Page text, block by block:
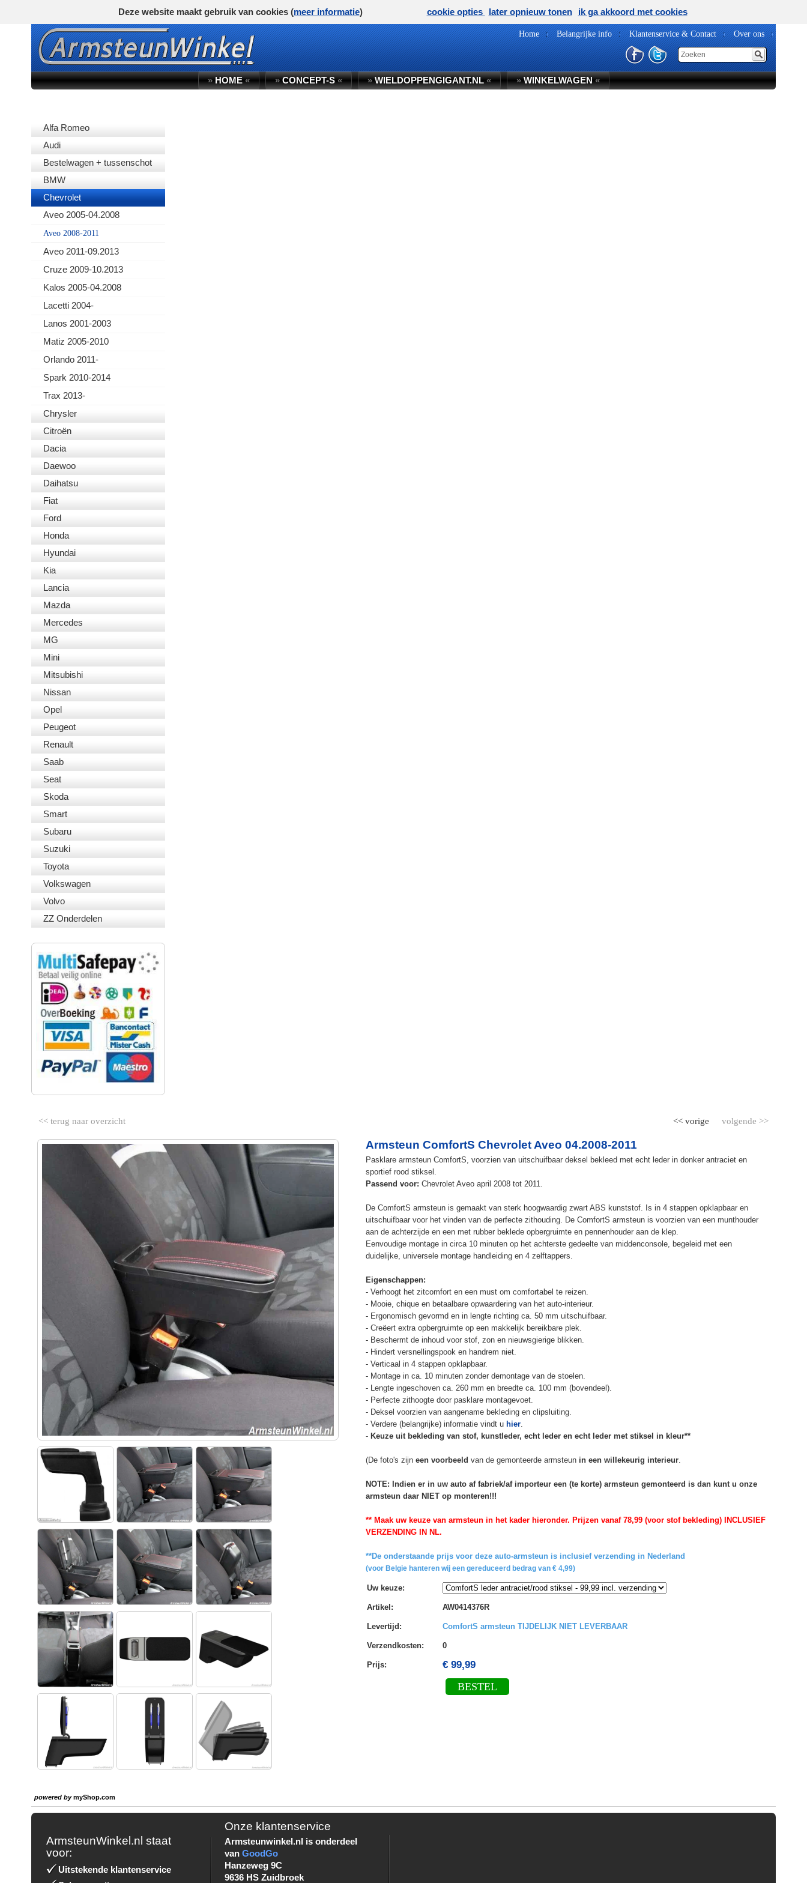
Home Belangrijke info Klantenservice & Contact Over ons
»HOME« »CONCEPT-S« »WIELDOPPENGIGANT.NL« »WINKELWAGEN«
Alfa Romeo
Audi
Bestelwagen + tussenschot
BMW
Chevrolet
Aveo 2005-04.2008
Aveo 2008-2011
Aveo 2011-09.2013
Cruze 2009-10.2013
Kalos 2005-04.2008
Lacetti 2004-
Lanos 2001-2003
Matiz 2005-2010
Orlando 2011-
Spark 2010-2014
Trax 2013-
Chrysler
Citroën
Dacia
Daewoo
Daihatsu
Fiat
Ford
Honda
Hyundai
Kia
Lancia
Mazda
Mercedes
MG
Mini
Mitsubishi
Nissan
Opel
Peugeot
Renault
Saab
Seat
Skoda
Smart
Subaru
Suzuki
Toyota
Volkswagen
Volvo
ZZ Onderdelen
<< terug naar overzicht volgende >>
<< vorige
Armsteun ComfortS Chevrolet Aveo 04.2008-2011
Pasklare armsteun ComfortS, voorzien van uitschuifbaar deksel bekleed met echt leder in donker antraciet en
sportief rood stiksel.
Passend voor: Chevrolet Aveo april 2008 tot 2011.
De ComfortS armsteun is gemaakt van sterk hoogwaardig zwart ABS kunststof. Is in 4 stappen opklapbaar en
uitschuifbaar voor het vinden van de perfecte zithouding. De ComfortS armsteun is voorzien van een munthouder
aan de achterzijde en een met rubber beklede opbergruimte en pennenhouder aan de klep.
Eenvoudige montage in circa 10 minuten op het achterste gedeelte van middenconsole, begeleid met een
duidelijke, universele montage handleiding en 4 zelftappers.
Eigenschappen:
- Verhoogt het zitcomfort en een must om comfortabel te reizen.
- Mooie, chique en betaalbare opwaardering van het auto-interieur.
- Ergonomisch gevormd en in lengte richting ca. 50 mm uitschuifbaar.
- Creëert extra opbergruimte op een makkelijk bereikbare plek.
- Beschermt de inhoud voor stof, zon en nieuwsgierige blikken.
- Hindert versnellingspook en handrem niet.
- Verticaal in 4 stappen opklapbaar.
- Montage in ca. 10 minuten zonder demontage van de stoelen.
- Lengte ingeschoven ca. 260 mm en breedte ca. 100 mm (bovendeel).
- Perfecte zithoogte door pasklare montagevoet.
- Deksel voorzien van aangename bekleding en clipsluiting.
- Verdere (belangrijke) informatie vindt u hier.
- Keuze uit bekleding van stof, kunstleder, echt leder en echt leder met stiksel in kleur**
(De foto's zijn een voorbeeld van de gemonteerde armsteun in een willekeurig interieur.
NOTE: Indien er in uw auto af fabriek/af importeur een (te korte) armsteun gemonteerd is dan kunt u onze
armsteun daar NIET op monteren!!!
** Maak uw keuze van armsteun in het kader hieronder. Prijzen vanaf 78,99 (voor stof bekleding) INCLUSIEF
VERZENDING IN NL.
**De onderstaande prijs voor deze auto-armsteun is inclusief verzending in Nederland
(voor Belgie hanteren wij een gereduceerd bedrag van € 4,99)
Uw keuze:
Artikel : AW0414376R
Levertijd : ComfortS armsteun TIJDELIJK NIET LEVERBAAR
Verzendkosten: 0
Prijs: € 99,99
BESTEL
powered bymyShop.com
ArmsteunWinkel.nl staat
voor:
Uitstekende klantenservice
Onze klantenservice
Armsteunwinkel.nl is onderdeel
vanGoodGo
Hanzeweg 9C
9636 HS Zuidbroek
Deze website maakt gebruik van cookies (meer informatie) cookie opties later opnieuw tonen ik ga akkoord met cookies